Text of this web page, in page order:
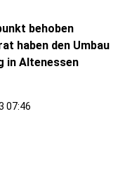
behoben
haben den Umbau
in Altenessen
07:46